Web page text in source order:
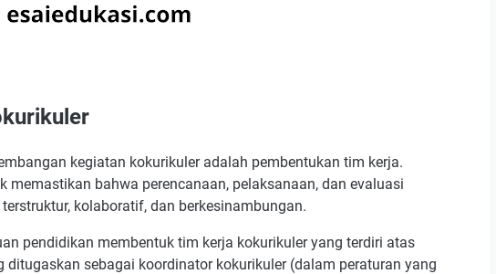
kegiatan kokurikuler adalah pembentukan tim kerja.
memastikan bahwa perencanaan, pelaksanaan, dan evaluasi
kolaboratif, dan berkesinambungan.
pendidikan membentuk tim kerja kokurikuler yang terdiri atas
ditugaskan sebagai koordinator kokurikuler (dalam peraturan yang